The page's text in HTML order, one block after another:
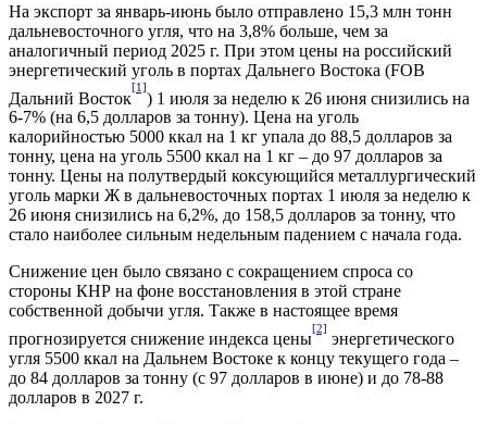
На экспорт за январь-июнь было отправлено 15,3 млн тонн
дальневосточного угля, что на 3,8% больше, чем за
аналогичный период 2025 г. При этом цены на российский
энергетический уголь в портах Дальнего Востока (FOB
Дальний Восток
[1]
) 1 июля за неделю к 26 июня снизились на
6-7% (на 6,5 долларов за тонну). Цена на уголь
калорийностью 5000 ккал на 1 кг упала до 88,5 долларов за
тонну, цена на уголь 5500 ккал на 1 кг – до 97 долларов за
тонну. Цены на полутвердый коксующийся металлургический
уголь марки Ж в дальневосточных портах 1 июля за неделю к
26 июня снизились на 6,2%, до 158,5 долларов за тонну, что
стало наиболее сильным недельным падением с начала года.
Снижение цен было связано с сокращением спроса со
стороны КНР на фоне восстановления в этой стране
собственной добычи угля. Также в настоящее время
прогнозируется снижение индекса цены
[2]
энергетического
угля 5500 ккал на Дальнем Востоке к концу текущего года –
до 84 долларов за тонну (с 97 долларов в июне) и до 78-88
долларов в 2027 г.